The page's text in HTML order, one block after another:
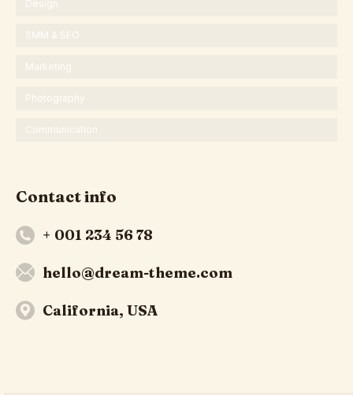
Design
SMM & SEO
Marketing
Photography
Communication
Contact info
+ 001 234 56 78
hello@dream-theme.com
California, USA